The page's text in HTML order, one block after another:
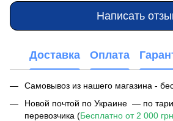
Написать
Доставка Оплата
Самовывоз из нашего магазина -
Новой почтой по Украине — по
перевозчика (Бесплатно от 2 000 грн